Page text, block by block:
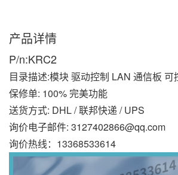
产品详情
P/n:KRC2
目录描述:模块 驱动控制 LAN 通信板 可
保修单: 100% 完美功能
送货方式: DHL / 联邦快递 / UPS
询价电子邮件: 3127402866@qq.com
询价热线：13368533614